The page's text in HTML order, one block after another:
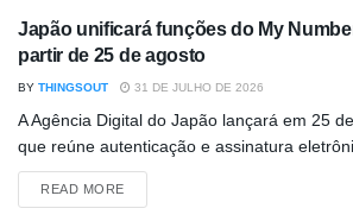
Japão unificará funções do My
partir de 25 de agosto
BY THINGSOUT 31 DE JULHO DE 2026
A Agência Digital do Japão lançará em 25
que reúne autenticação e assinatura
READ MOREDETAILS